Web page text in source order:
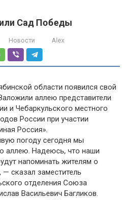
Сад Победы
Новости Alex
области появился свой
аллею представители
и Чебаркульского местного
России при участии
Россия».
погоду сегодня мы
аллею. Надеюсь, что наши
напоминать жителям о
сказал заместитель
отделения Союза
Васильевич Багликов.